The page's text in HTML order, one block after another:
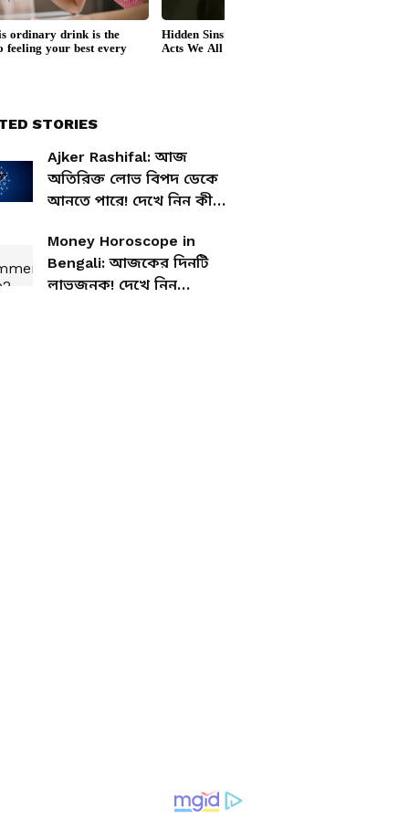
STORIES
Ajker Rashifal: আজ
অতিরিক্ত লোভ বিপদ ডেকে
আনতে পারে! দেখে নিন কী
Money Horoscope in
Bengali: আজকের দিনটি
লাভজনক! দেখে নিন